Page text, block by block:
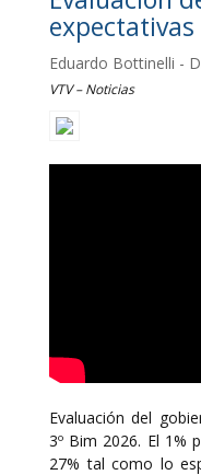
expectativas
Eduardo Bottinelli -
VTV – Noticias
Evaluación del
3º Bim 2026. El 1%
27% tal como lo